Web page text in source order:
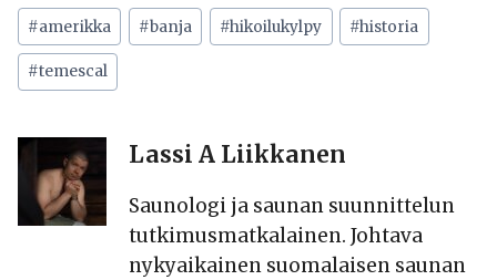
Avainsanat:
#amerikka #banja #hikoilukylpy #historia
#temescal
Lassi A Liikkanen
Saunologi ja saunan suunnittelun
tutkimusmatkalainen. Johtava
nykyaikainen suomalaisen saunan